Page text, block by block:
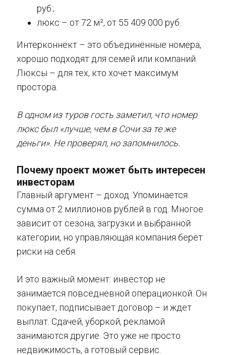
руб.;
люкс – от 72 м², от 55 409 000 руб.
Интерконнект – это объединённые номера,
хорошо подходят для семей или компаний.
Люксы – для тех, кто хочет максимум
простора.
В одном из туров гость заметил, что номер
люкс был «лучше, чем в Сочи за те же
деньги». Не проверял, но запомнилось.
Почему проект может быть интересен
инвесторам
Главный аргумент – доход. Упоминается
сумма от 2 миллионов рублей в год. Многое
зависит от сезона, загрузки и выбранной
категории, но управляющая компания берёт
риски на себя.
И это важный момент: инвестор не
занимается повседневной операционкой. Он
покупает, подписывает договор – и ждет
выплат. Сдачей, уборкой, рекламой
занимаются другие. Это уже не просто
недвижимость, а готовый сервис.